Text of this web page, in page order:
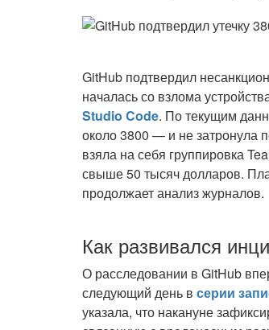
GitHub подтвердил
началась со взлома
Studio Code. По текущим
около 3800 — и не затронула
взяла на себя группировка
свыше 50 тысяч долларов.
продолжает анализ журналов.
Как развивался
О расследовании в GitHub
следующий день в серии
указала, что накануне